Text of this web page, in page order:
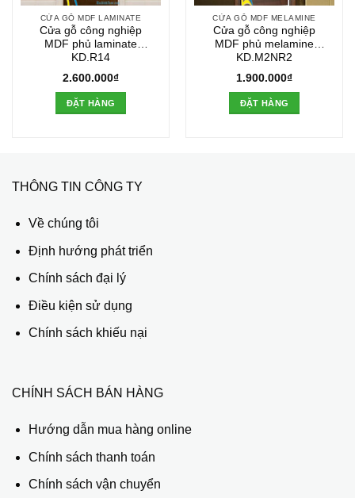
CỬA GỖ MDF LAMINATE
Cửa gỗ công nghiệp
MDF phủ laminate
KD.R14
2.600.000₫
ĐẶT HÀNG
CỬA GỖ MDF MELAMINE
Cửa gỗ công nghiệp
MDF phủ melamine
KD.M2NR2
1.900.000₫
ĐẶT HÀNG
THÔNG TIN CÔNG TY
Về chúng tôi
Định hướng phát triển
Chính sách đại lý
Điều kiện sử dụng
Chính sách khiếu nại
CHÍNH SÁCH BÁN HÀNG
Hướng dẫn mua hàng online
Chính sách thanh toán
Chính sách vận chuyển